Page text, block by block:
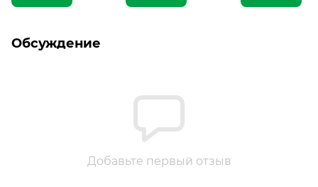
Обсуждение
Добавьте первый отзыв